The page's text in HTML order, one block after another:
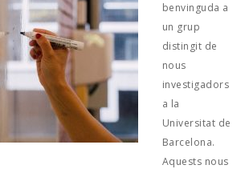
benvinguda a
un grup
distingit de
nous
investigadors
a la
Universitat de
Barcelona.
Aquests nous